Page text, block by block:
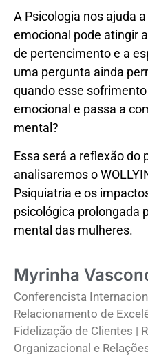
A Psicologia nos ajuda
emocional pode atingir
de pertencimento e a
uma pergunta ainda
quando esse
emocional e passa a
mental?
Essa será a reflexão do
analisaremos o
Psiquiatria e os
psicológica prolongada
mental das mulheres.
Myrinha
Conferencista
Relacionamento de
Fidelização de Clientes |
Organizacional e